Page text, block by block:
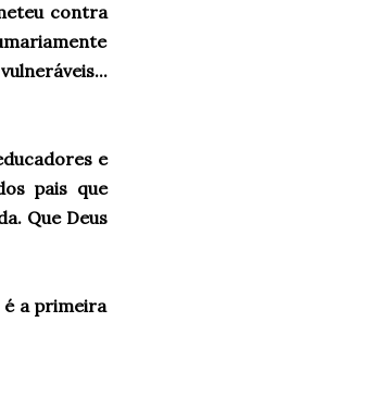
contra
e
pais que
Que Deus
é a primeira